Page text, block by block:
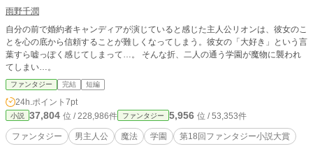
雨野千潤
自分の前で婚約者キャンディアが演じていると感じた主人公リオンは、彼女のこ
とを心の底から信頼することが難しくなってしまう。彼女の「大好き」という言
葉すら嘘っぽく感じてしまって…。 そんな折、二人の通う学園が魔物に襲われ
てしまい…。
ファンタジー 完結 短編
24h.ポイント 7pt
小説 37,804 位 / 228,986件 ファンタジー 5,956 位 / 53,353件
ファンタジー 男主人公 魔法 学園 第18回ファンタジー小説大賞